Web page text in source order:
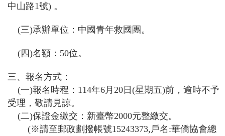
中山路1號) 。
(三)承辦單位：中國青年救國團。
(四)名額： 50位。
三、報名方式：
(一)報名時程： 114年6 月 20日(星期五)前，逾時不予
受理，敬請見諒。
(二)保證金繳交：新臺幣2000元整繳交。
(※請至郵政劃撥帳號15243373, 戶名 :華僑協會總